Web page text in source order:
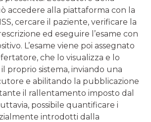
accedere alla piattaforma con la
cercare il paziente, verificare la
ed eseguire l’esame con
L’esame viene poi assegnato
che lo visualizza e lo
proprio sistema, inviando una
e abilitando la pubblicazione
il rallentamento imposto dal
possibile quantificare i
introdotti dalla